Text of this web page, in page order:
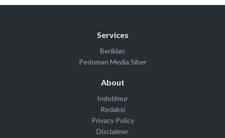
Services
Beriklan
Pedoman Media Siber
About
Indotimur
Redaksi
Privacy Policy
Disclaimer